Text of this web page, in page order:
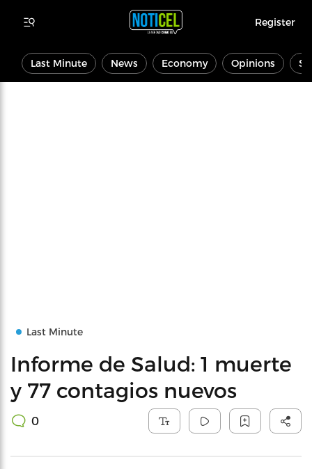
Register
Last Minute News Economy Opinions
Last Minute
Informe de Salud: 1 muerte
y 77 contagios nuevos
0